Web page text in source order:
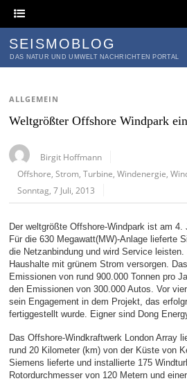
SEISMOBLOG
DAS NATUR UND UMWELT NACHRICHTEN PORTAL
ALLGEMEIN
Weltgrößter Offshore Windpark
Birgit Hoffmann
Offshore ,Strom ,Turbine ,Windenergie ,
Sonntag, 7 Juli, 2013
Der weltgrößte Offshore-Windpark ist am 4.
Für die 630 Megawatt(MW)-Anlage lieferte
die Netzanbindung und wird Service
Haushalte mit grünem Strom versorgen.
Emissionen von rund 900.000 Tonnen pro
den Emissionen von 300.000 Autos. Vor
sein Engagement in dem Projekt, das
fertiggestellt wurde. Eigner sind Dong
Das Offshore-Windkraftwerk London Array
rund 20 Kilometer (km) von der Küste von
Siemens lieferte und installierte 175
Rotordurchmesser von 120 Metern und